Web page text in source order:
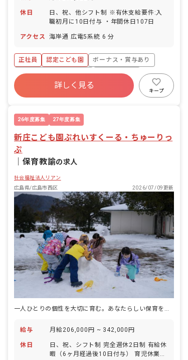
休日
日、祝、他シフト制 ※有休支給要件:入
職初月に10日付与 ・年間休日107日
アクセス 海岸通 広電5系統 6 分
正社員 認定こども園
ボーナス・賞与あり
寮・住宅・家賃補助あり
社会保険完備
残業少なめ
詳しく見る
キープ
26年度募集 27年度募集
新庄こども園ぷれいすくーる・ちゅーりっ
ぷ
保育教諭の求人
社会福祉法人リアン
広島県/広島市西区
2026/07/09更新
一人ひとりの個性を大切に育む。あなたらしい保育をここで見つけませんか？
給与 月給206,000円 ~ 342,000円
休日
日、祝、シフト制 完全週休2日制 有給休
暇（6ヶ月経過後10日付与） 育児休業